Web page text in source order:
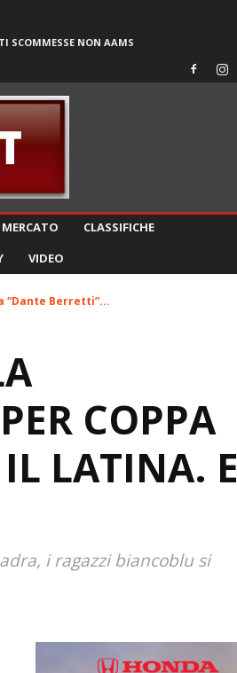
SCOMMESSE NON AAMS
MERCATO
CLASSIFICHE
VIDEO
“Dante Berretti”...
COPPA
LATINA. E
i ragazzi biancoblu si